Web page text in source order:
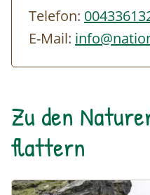
Telefon:
E-Mail:
Zu den
flattern